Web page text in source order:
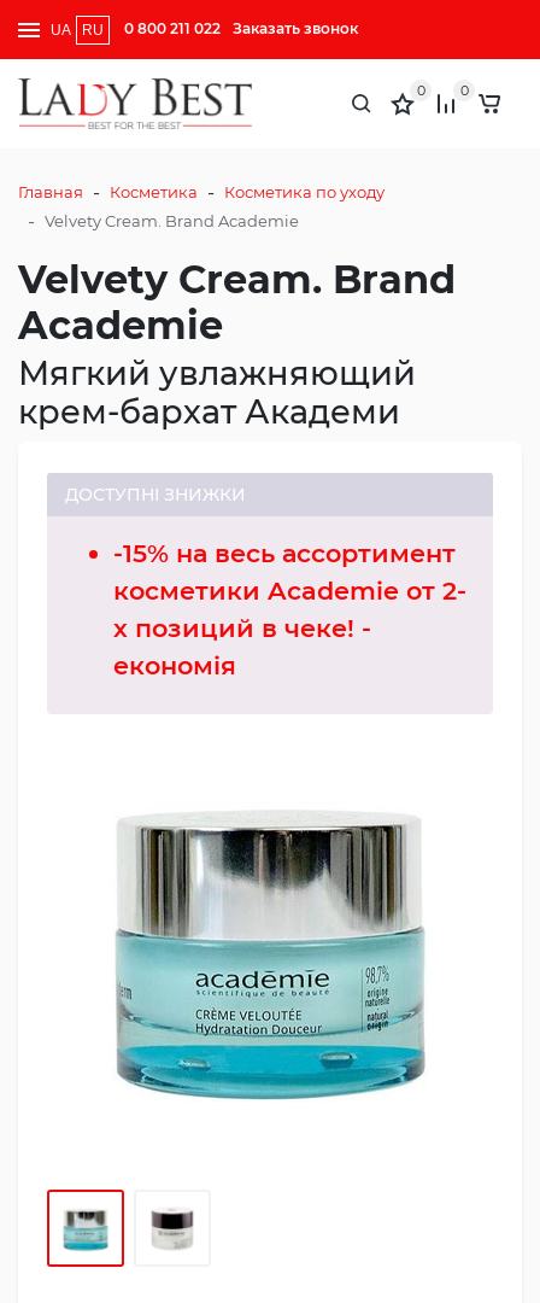
UA RU 0 800 211 022 Заказать звонок
0 0
Главная - Косметика - Косметика по уходу
- Velvety Cream. Brand Academie
Velvety Cream. Brand
Academie
Мягкий увлажняющий
крем-бархат Академи
ДОСТУПНІ ЗНИЖКИ
-15% на весь ассортимент
косметики Academie от 2-
х позиций в чеке! -
економія